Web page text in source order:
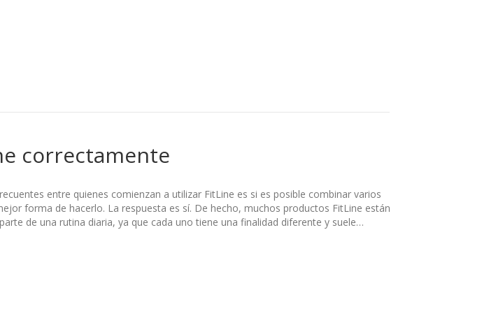
correctamente
entre quienes comienzan a utilizar FitLine es si es posible combinar varios
forma de hacerlo. La respuesta es sí. De hecho, muchos productos FitLine están
de una rutina diaria, ya que cada uno tiene una finalidad diferente y suele…